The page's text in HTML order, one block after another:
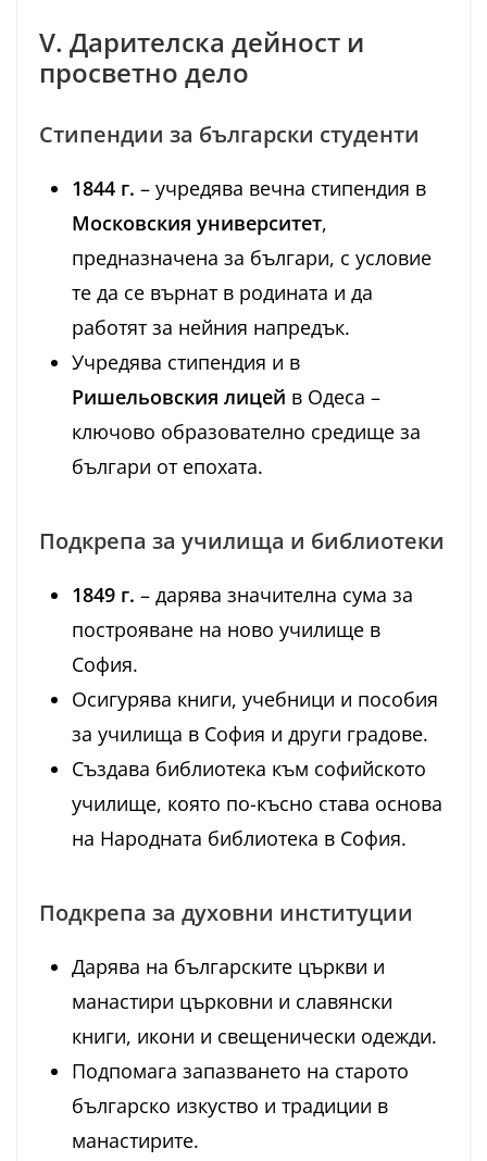
V. Дарителска дейност и
просветно дело
Стипендии за български студенти
1844 г. – учредява вечна стипендия в
Московския университет,
предназначена за българи, с условие
те да се върнат в родината и да
работят за нейния напредък.
Учредява стипендия и в
Ришельовския лицей в Одеса –
ключово образователно средище за
българи от епохата.
Подкрепа за училища и библиотеки
1849 г. – дарява значителна сума за
построяване на ново училище в
София.
Осигурява книги, учебници и пособия
за училища в София и други градове.
Създава библиотека към софийското
училище, която по-късно става основа
на Народната библиотека в София.
Подкрепа за духовни институции
Дарява на българските църкви и
манастири църковни и славянски
книги, икони и свещенически одежди.
Подпомага запазването на старото
българско изкуство и традиции в
манастирите.